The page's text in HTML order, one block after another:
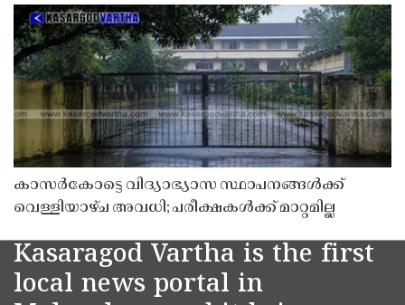
കാസർകോട്ടെ വിദ്യാഭ്യാസ സ്ഥാപനങ്ങൾക്ക്
വെള്ളിയാഴ്ച അവധി; പരീക്ഷകൾക്ക് മാറ്റമില്ല
Kasaragod Vartha is the first
local news portal in